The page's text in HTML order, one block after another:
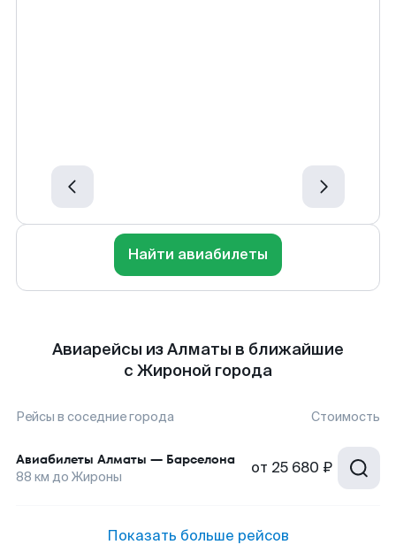
Найти авиабилеты
Авиарейсы из Алматы в ближайшие
с Жироной города
Рейсы в соседние города Стоимость
Авиабилеты Алматы — Барселона
88 км до Жироны от 25 680 ₽
Показать больше рейсов